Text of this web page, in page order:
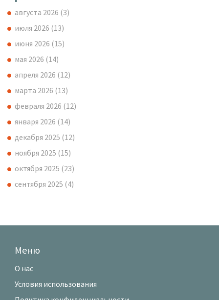
августа 2026 (3)
июля 2026 (13)
июня 2026 (15)
мая 2026 (14)
апреля 2026 (12)
марта 2026 (13)
февраля 2026 (12)
января 2026 (14)
декабря 2025 (12)
ноября 2025 (15)
октября 2025 (23)
сентября 2025 (4)
Меню
О нас
Условия использования